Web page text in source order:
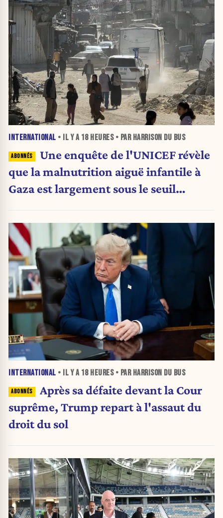
INTERNATIONAL • IL Y A 18 HEURES• PAR HARRISON DU BUS
Une enquête de l'UNICEF révèle
que la malnutrition aiguë infantile à
Gaza est largement sous le seuil
INTERNATIONAL • IL Y A 18 HEURES• PAR HARRISON DU BUS
Après sa défaite devant la Cour
suprême, Trump repart à l'assaut du
droit du sol